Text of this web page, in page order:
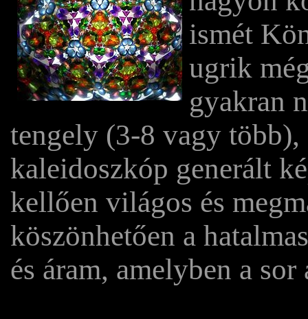
ismét
ugrik
gyakran
tengely (3-8 vagy
kaleidoszkóp generált
kellően világos és
köszönhetően a
és áram, amelyben a